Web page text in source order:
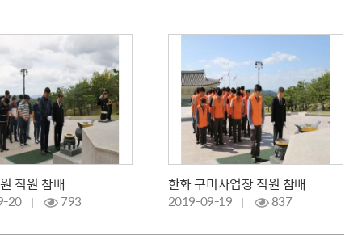
직원 참배
20 793
한화 구미사업장 직원 참배
2019-09-19 837